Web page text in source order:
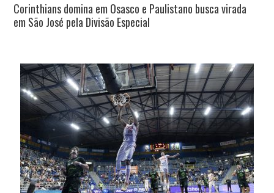
Corinthians domina em Osasco e Paulistano busca virada
em São José pela Divisão Especial